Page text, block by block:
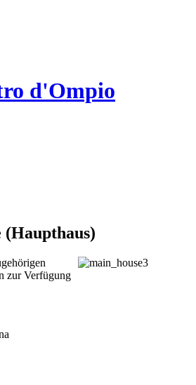
d'Ompio
(Haupthaus)
zur Verfügung